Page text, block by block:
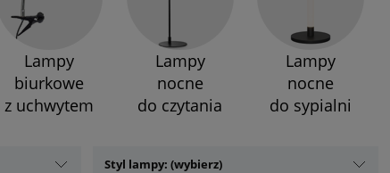
Lampy
biurkowe
z uchwytem
Lampy
nocne
do czytania
Lampy
nocne
do sypialni
Styl lampy: (wybierz)